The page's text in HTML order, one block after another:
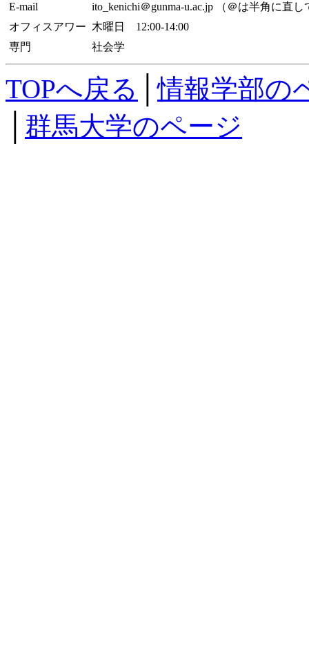
E-mail
ito_kenichi＠gunma-u.ac.jp （＠は半角に直
オフィスアワー 木曜日 12:00-14:00
専門
社会学
TOPへ戻る │情報学部の
群馬大学のページ